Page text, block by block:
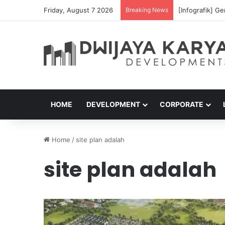
Friday, August 7 2026 Breaking News [Infografik]
HOME DEVELOPMENT CORPORATE
Home / site plan adalah
site plan adalah